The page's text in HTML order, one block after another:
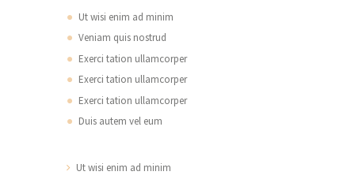
Ut wisi enim ad minim
Veniam quis nostrud
Exerci tation ullamcorper
Exerci tation ullamcorper
Exerci tation ullamcorper
Duis autem vel eum
Ut wisi enim ad minim